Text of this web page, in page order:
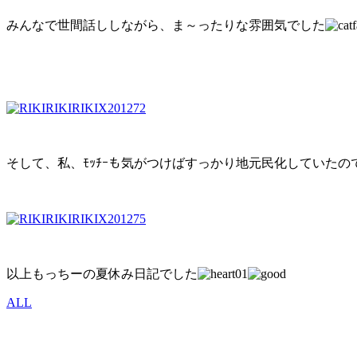
みんなで世間話ししながら、ま～ったりな雰囲気でした
そして、私、ﾓｯﾁｰも気がつけばすっかり地元民化していたの
以上もっちーの夏休み日記でした
ALL